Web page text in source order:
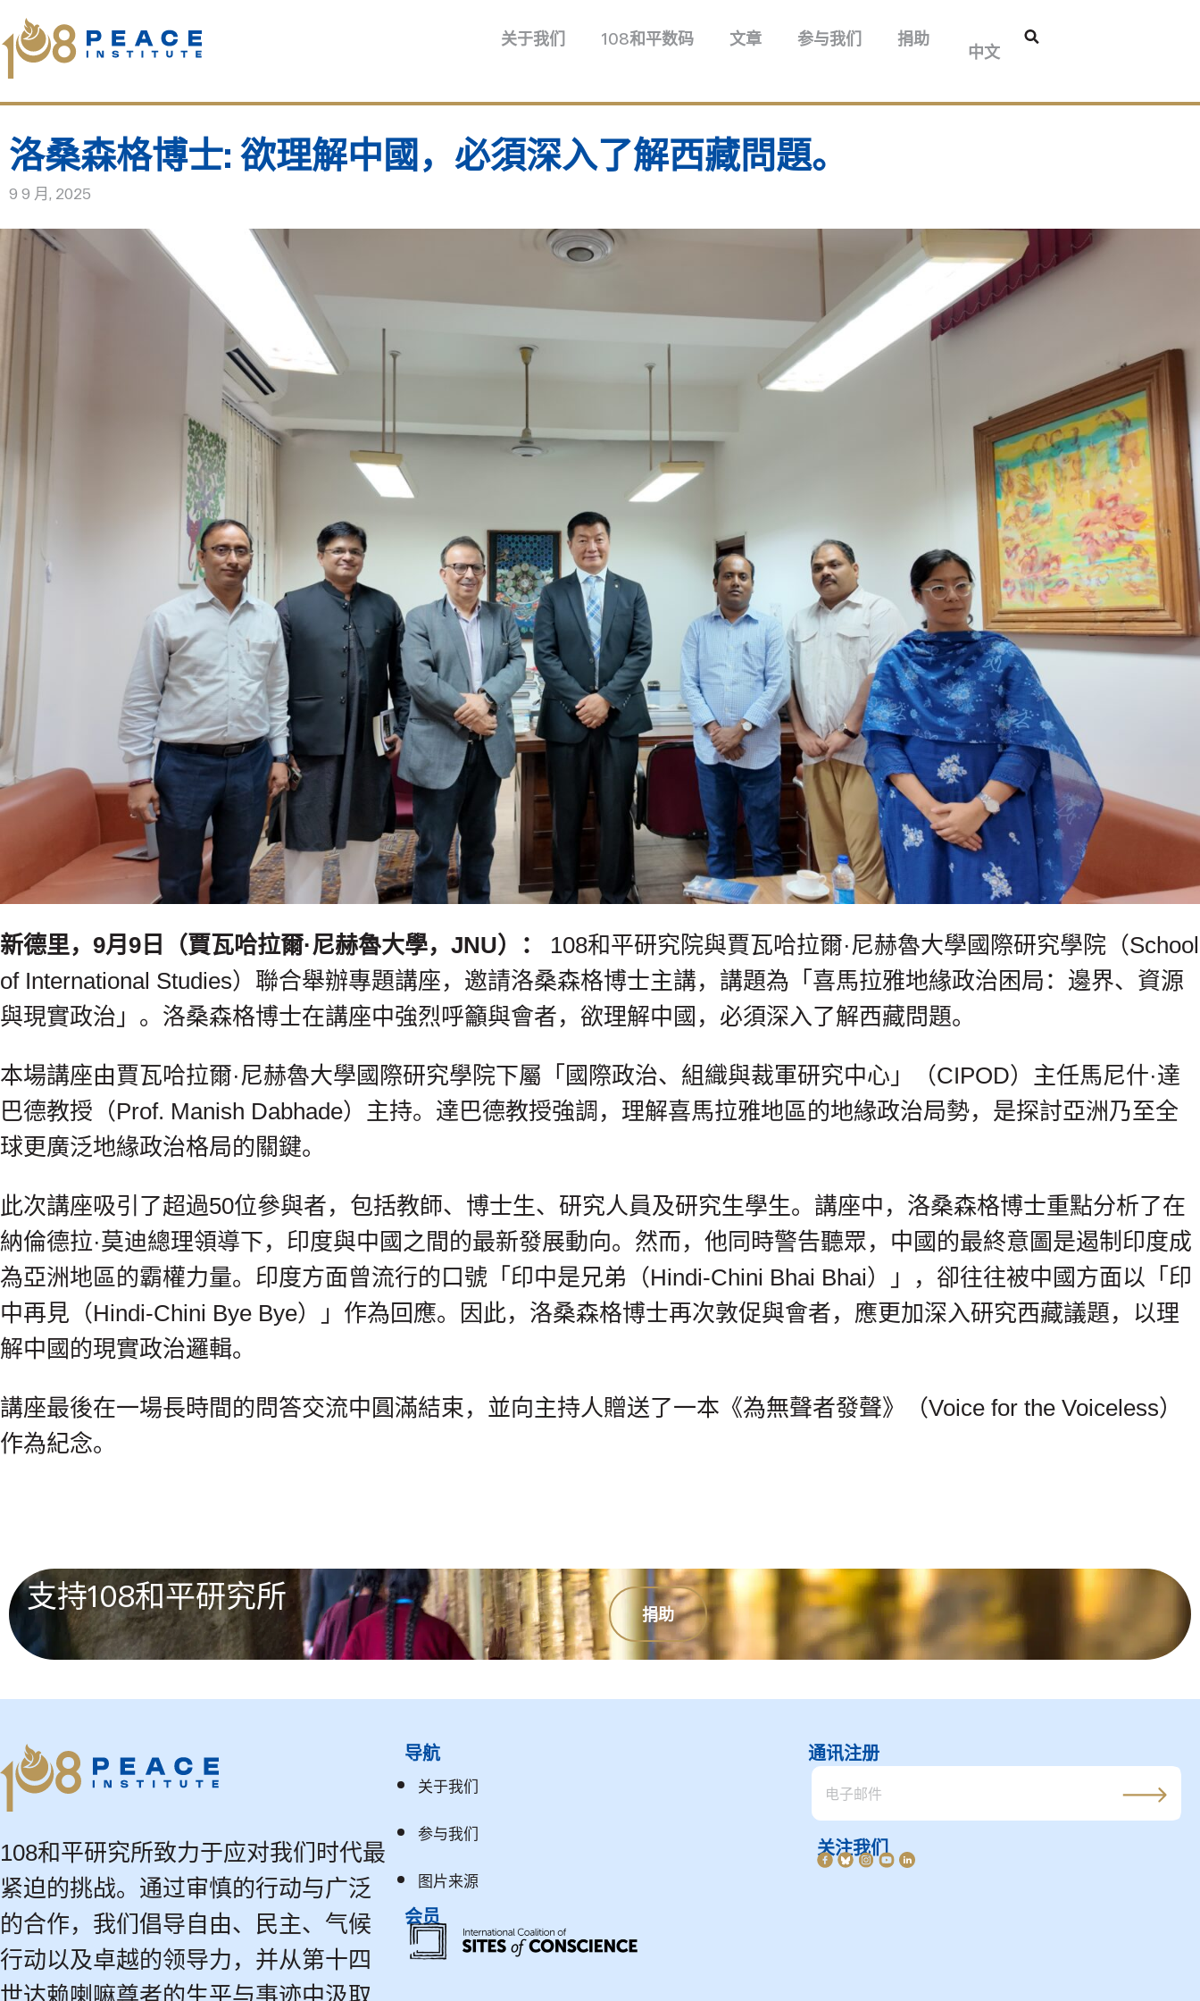
关于我们 108和平数码 文章 参与我们 捐助
中文
English
洛桑森格博士: 欲理解中國，必須深入了解西藏問題。
9 9 月, 2025
新德里，9月9日（賈瓦哈拉爾·尼赫魯大學，JNU）：
108和平研究院與賈瓦哈拉爾·尼赫魯大學國際研究學院（School
of International Studies）聯合舉辦專題講座，邀請洛桑森格博士主講，講題為「喜馬拉雅地緣政治困局：邊界、資源
與現實政治」。洛桑森格博士在講座中強烈呼籲與會者，欲理解中國，必須深入了解西藏問題。
本場講座由賈瓦哈拉爾·尼赫魯大學國際研究學院下屬「國際政治、組織與裁軍研究中心」（CIPOD）主任馬尼什·達
巴德教授（Prof. Manish Dabhade）主持。達巴德教授強調，理解喜馬拉雅地區的地緣政治局勢，是探討亞洲乃至全
球更廣泛地緣政治格局的關鍵。
此次講座吸引了超過50位參與者，包括教師、博士生、研究人員及研究生學生。講座中，洛桑森格博士重點分析了在
納倫德拉·莫迪總理領導下，印度與中國之間的最新發展動向。然而，他同時警告聽眾，中國的最終意圖是遏制印度成
為亞洲地區的霸權力量。印度方面曾流行的口號「印中是兄弟（Hindi-Chini Bhai Bhai）」，卻往往被中國方面以「印
中再見（Hindi-Chini Bye Bye）」作為回應。因此，洛桑森格博士再次敦促與會者，應更加深入研究西藏議題，以理
解中國的現實政治邏輯。
講座最後在一場長時間的問答交流中圓滿結束，並向主持人贈送了一本《為無聲者發聲》（Voice for the Voiceless）
作為紀念。
支持108和平研究所
捐助
108和平研究所致力于应对我们时代最
紧迫的挑战。通过审慎的行动与广泛
的合作，我们倡导自由、民主、气候
行动以及卓越的领导力，并从第十四
导航
关于我们
参与我们
图片来源
会员
通讯注册
关注我们